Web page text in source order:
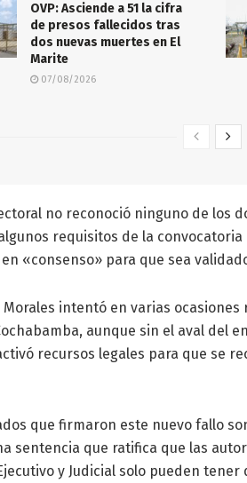
OVP: Asciende a 51 la cifra
de presos fallecidos tras
dos nuevas muertes en El
Marite
07/08/2026
no reconoció ninguno de los
requisitos de la
«consenso» para que sea
Morales intentó en varias
aunque sin el aval del
recursos legales para que se
que firmaron este nuevo fallo
sentencia que ratifica que las
y Judicial solo pueden